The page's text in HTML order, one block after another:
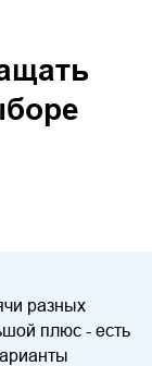
разных
плюс - есть